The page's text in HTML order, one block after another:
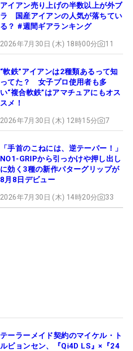
アイアン売り上げの半数以上が外ブ
ラ 国産アイアンの人気が落ちてい
る？ #週間ギアランキング
2026年7月30日 (木) 18時00分 11
“軟鉄”アイアンは2種類あるって知
ってた？ 女子プロ使用者も多
い“複合軟鉄”はアマチュアにもオス
スメ！
2026年7月30日 (木) 12時15分 7
「手首のこねには、逆テーパー！」
NO1-GRIPから引っかけや押し出し
に効く3種の新作パターグリップが
8月8日デビュー
2026年7月30日 (木) 14時20分 33
テーラーメイド契約のマイケル・ト
ルビョンセン、『Qi4D LS』×『24